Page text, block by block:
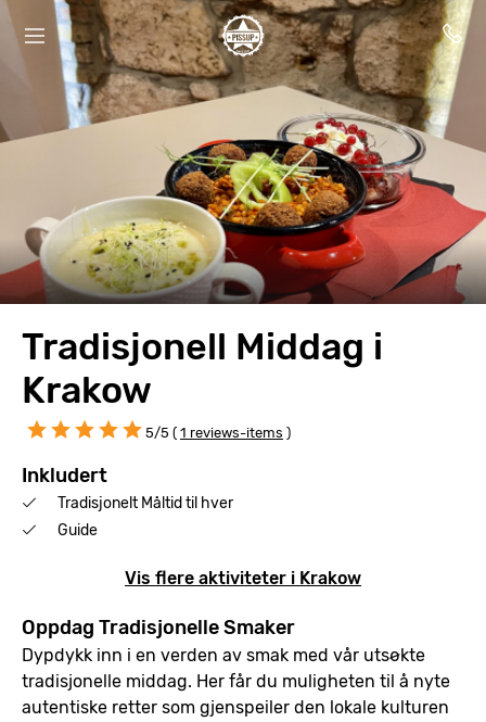
Tradisjonell Middag i
Krakow
5/5 ( 1 reviews-items )
Inkludert
Tradisjonelt Måltid til hver
Guide
Vis flere aktiviteter i Krakow
Oppdag Tradisjonelle Smaker
Dypdykk inn i en verden av smak med vår utsøkte
tradisjonelle middag. Her får du muligheten til å nyte
autentiske retter som gjenspeiler den lokale kulturen